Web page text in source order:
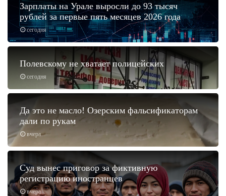
сегодня
Зарплаты на Урале выросли до 93 тысяч
рублей за первые пять месяцев 2026 года
сегодня
Полевскому не хватает полицейских
вчера
Да это не масло! Озерским фальсификаторам
дали по рукам
вчера
Суд вынес приговор за фиктивную
регистрацию иностранцев